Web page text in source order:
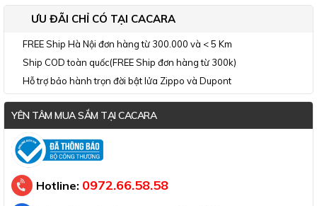
ƯU ĐÃI CHỈ CÓ TẠI CACARA
FREE Ship Hà Nội đơn hàng từ 300.000 và < 5 Km
Ship COD toàn quốc(FREE Ship đơn hàng từ 300k)
Hỗ trợ bảo hành trọn đời bật lửa Zippo và Dupont
YÊN TÂM MUA SẮM TẠI CACARA
Đã thông báo Bộ Công Thương
Hotline: 0972.66.58.58